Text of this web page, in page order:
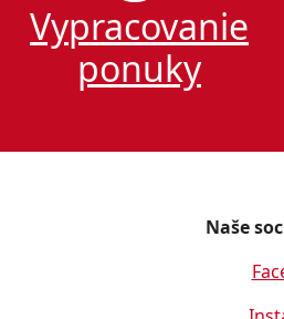
Vypracovanie
ponuky
Naše